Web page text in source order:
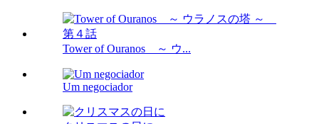
Tower of Ouranos ～ ウ...
Um negociador